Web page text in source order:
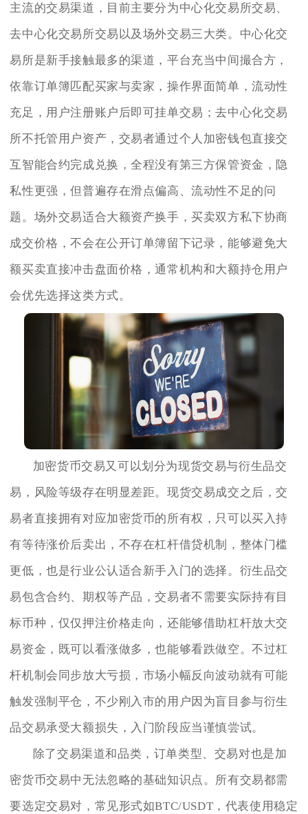
主流的交易渠道，目前主要分为中心化交易所交易、
去中心化交易所交易以及场外交易三大类。中心化交
易所是新手接触最多的渠道，平台充当中间撮合方，
依靠订单簿匹配买家与卖家，操作界面简单，流动性
充足，用户注册账户后即可挂单交易；去中心化交易
所不托管用户资产，交易者通过个人加密钱包直接交
互智能合约完成兑换，全程没有第三方保管资金，隐
私性更强，但普遍存在滑点偏高、流动性不足的问
题。场外交易适合大额资产换手，买卖双方私下协商
成交价格，不会在公开订单簿留下记录，能够避免大
额买卖直接冲击盘面价格，通常机构和大额持仓用户
会优先选择这类方式。
加密货币交易又可以划分为现货交易与衍生品交
易，风险等级存在明显差距。现货交易成交之后，交
易者直接拥有对应加密货币的所有权，只可以买入持
有等待涨价后卖出，不存在杠杆借贷机制，整体门槛
更低，也是行业公认适合新手入门的选择。衍生品交
易包含合约、期权等产品，交易者不需要实际持有目
标币种，仅仅押注价格走向，还能够借助杠杆放大交
易资金，既可以看涨做多，也能够看跌做空。不过杠
杆机制会同步放大亏损，市场小幅反向波动就有可能
触发强制平仓，不少刚入市的用户因为盲目参与衍生
品交易承受大额损失，入门阶段应当谨慎尝试。
除了交易渠道和品类，订单类型、交易对也是加
密货币交易中无法忽略的基础知识点。所有交易都需
要选定交易对，常见形式如BTC/USDT，代表使用稳定